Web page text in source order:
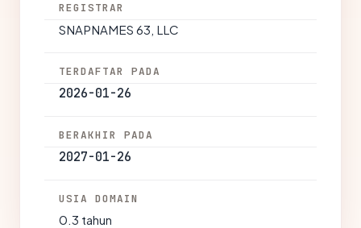
REGISTRAR
SNAPNAMES 63, LLC
TERDAFTAR PADA
2026-01-26
BERAKHIR PADA
2027-01-26
USIA DOMAIN
0.3 tahun